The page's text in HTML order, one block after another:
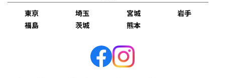
東京
埼玉 宮城
岩手
福島
茨城 熊本